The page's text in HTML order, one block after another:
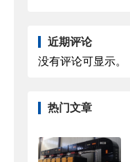
近期评论
没有评论可显示。
热门文章